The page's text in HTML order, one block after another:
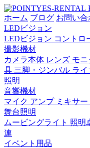
ホーム ブログ お問い合
LEDビジョン
LEDビジョン コントロ
撮影機材
カメラ本体 レンズ モニ
具 三脚・ジンバル ライ
照明
音響機材
マイク アンプ ミキサー
舞台照明
ムービングライト 照明
連
イベント用品